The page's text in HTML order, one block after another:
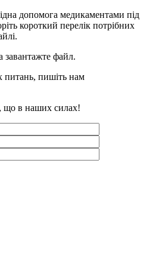
допомога медикаментами під
короткий перелік потрібних
завантажте файл.
питань, пишіть нам
що в наших силах!